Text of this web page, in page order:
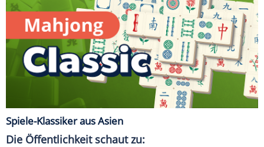
Spiele-Klassiker aus Asien
Die Öffentlichkeit schaut zu: